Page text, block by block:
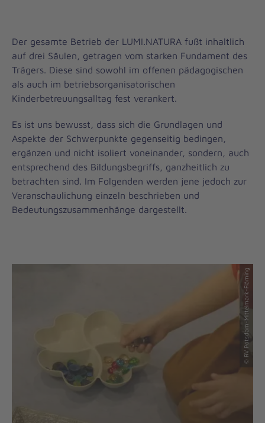
Der gesamte Betrieb der LUMI.NATURA fußt inhaltlich
auf drei Säulen, getragen vom starken Fundament des
Trägers. Diese sind sowohl im offenen pädagogischen
als auch im betriebsorganisatorischen
Kinderbetreuungsalltag fest verankert.
Es ist uns bewusst, dass sich die Grundlagen und
Aspekte der Schwerpunkte gegenseitig bedingen,
ergänzen und nicht isoliert voneinander, sondern, auch
entsprechend des Bildungsbegriffs, ganzheitlich zu
betrachten sind. Im Folgenden werden jene jedoch zur
Veranschaulichung einzeln beschrieben und
Bedeutungszusammenhänge dargestellt.
© RV Potsdam-Mittelmark-Fläming